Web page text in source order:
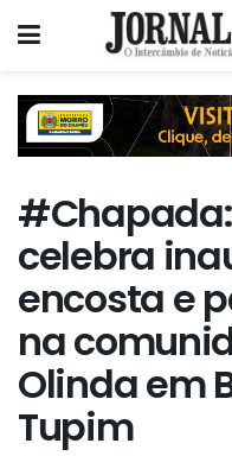
celebra
encosta e
na
Olinda em
Tupim